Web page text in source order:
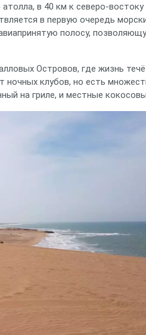
в 40 км к
в первую очередь
полосу,
Островов, где жизнь
ночных клубов, но есть
на гриле, и местные